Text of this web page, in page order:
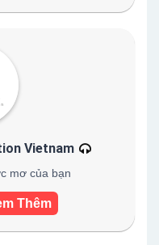
Vietnam
mơ của bạn
Thêm